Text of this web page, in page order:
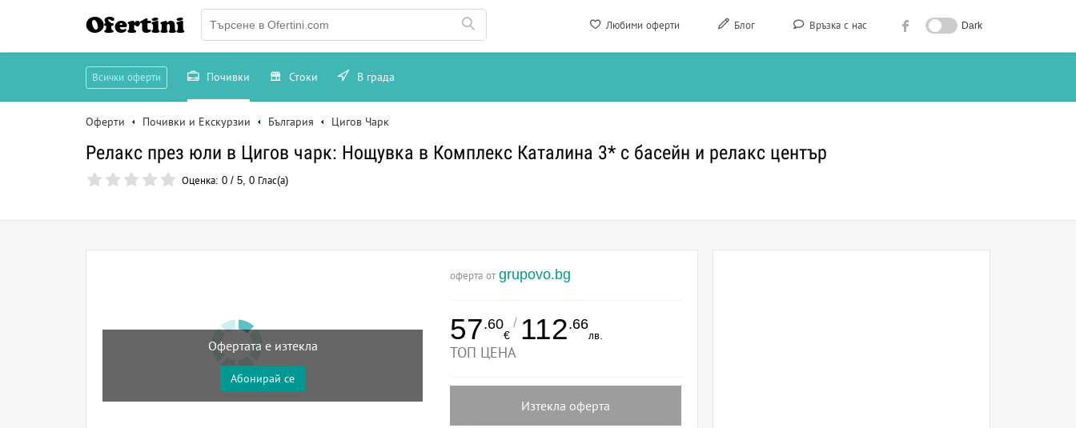
Любими оферти Блог Връзка с нас Dark
Ofertini
Всички оферти Почивки Стоки В града
Оферти Почивки и Екскурзии България Цигов Чарк
Релакс през юли в Цигов чарк: Нощувка в Комплекс Каталина 3* с басейн и релакс център
Оценка: 0 / 5, 0 Глас(а)
Офертата е изтекла
Абонирай се
оферта от grupovo.bg
57.60
€
/ 112.66
лв.
ТОП ЦЕНА
Изтекла оферта